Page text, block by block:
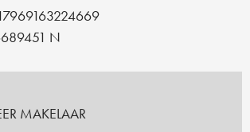
MAKELAAR